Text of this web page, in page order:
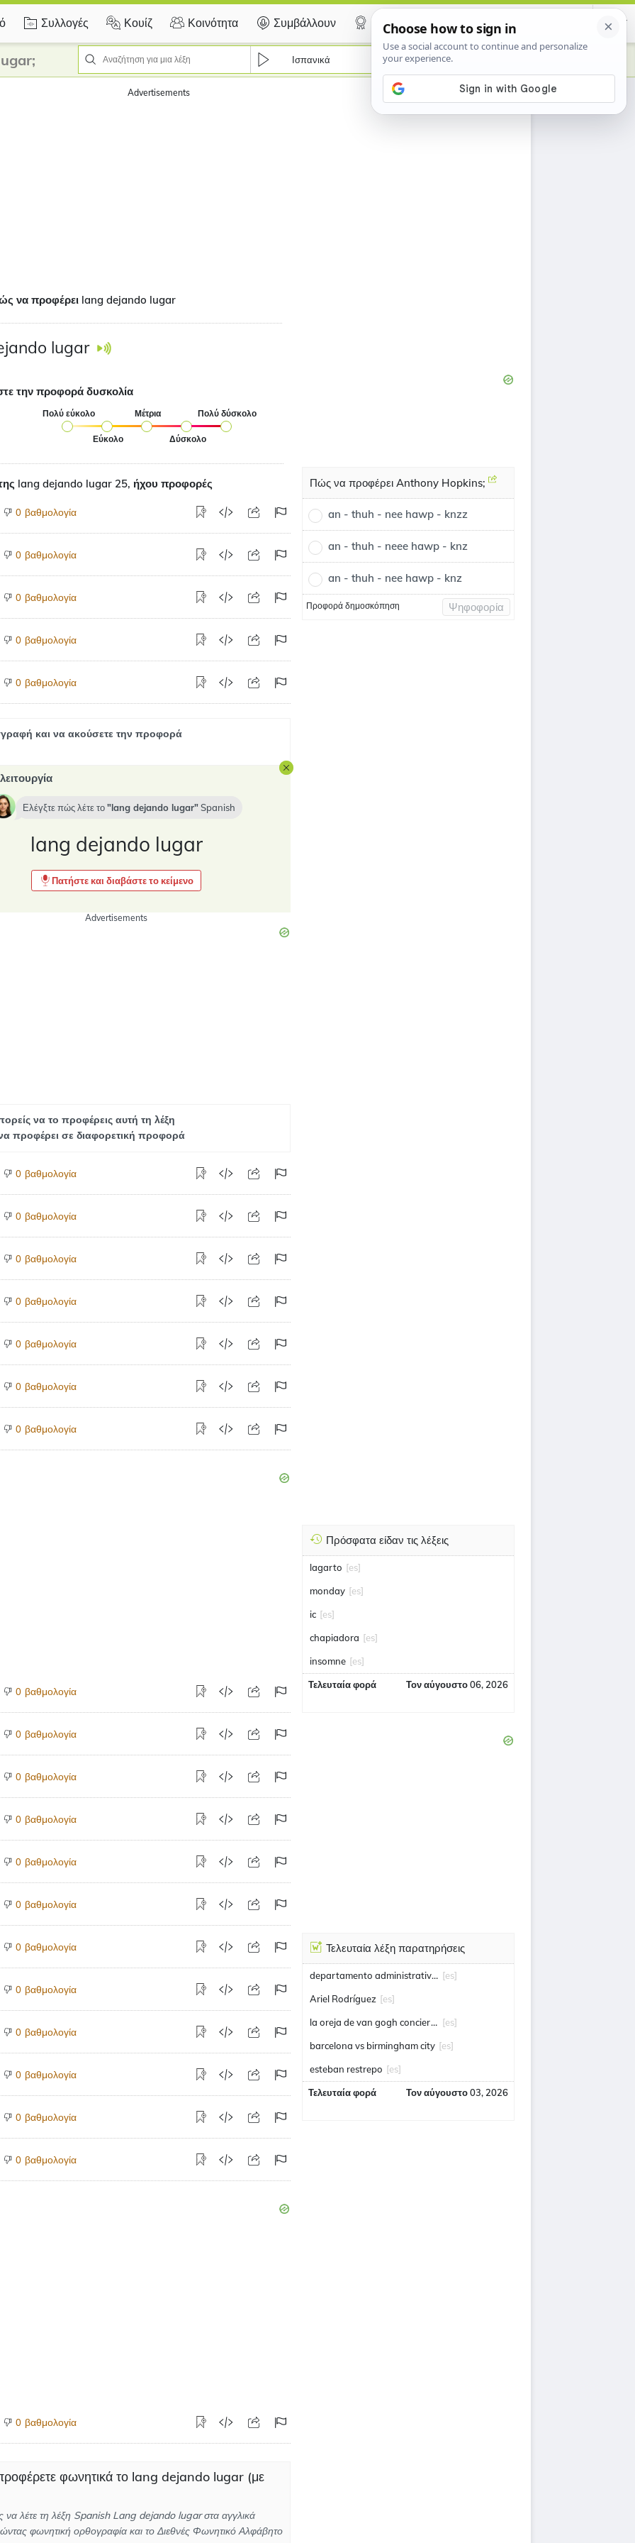
Συλλογές Κουίζ Κοινότητα Συμβάλλουν Certificate
Ισπανικά
Advertisements
να προφέρει lang dejando lugar
lugar
την προφορά δυσκολία
Πολύ εύκολο
Εύκολο
Μέτρια
Δύσκολο
Πολύ δύσκολο
lang dejando lugar 25, ήχου προφορές
0 βαθμολογία
0 βαθμολογία
0 βαθμολογία
0 βαθμολογία
0 βαθμολογία
και να ακούσετε την προφορά
Ελέγξτε πώς λέτε το lang dejando lugar Spanish
lang dejando lugar
Πατήστε και διαβάστε το κείμενο
Advertisements
να το προφέρεις αυτή τη λέξη
προφέρει σε διαφορετική προφορά
0 βαθμολογία
0 βαθμολογία
0 βαθμολογία
0 βαθμολογία
0 βαθμολογία
0 βαθμολογία
0 βαθμολογία
0 βαθμολογία
0 βαθμολογία
0 βαθμολογία
0 βαθμολογία
0 βαθμολογία
0 βαθμολογία
0 βαθμολογία
0 βαθμολογία
0 βαθμολογία
0 βαθμολογία
0 βαθμολογία
0 βαθμολογία
0 βαθμολογία
φωνητικά το lang dejando lugar (με
λέτε τη λέξη Spanish Lang dejando lugar στα αγγλικά
φωνητική ορθογραφία και το Διεθνές Φωνητικό Αλφάβητο
Πώς να προφέρει Anthony Hopkins;
an - thuh - nee hawp - knzz
an - thuh - neee hawp - knz
an - thuh - nee hawp - knz
Προφορά δημοσκόπηση Ψηφοφορία
Πρόσφατα είδαν τις λέξεις
lagarto [es]
monday [es]
ic [es]
chapiadora [es]
insomne [es]
Τελευταία φορά Τον αύγουστο 06, 2026
Τελευταία λέξη παρατηρήσεις
departamento administrativo de seguridad [es]
Ariel Rodríguez [es]
la oreja de van gogh conciertos [es]
barcelona vs birmingham city [es]
esteban restrepo [es]
Τελευταία φορά Τον αύγουστο 03, 2026